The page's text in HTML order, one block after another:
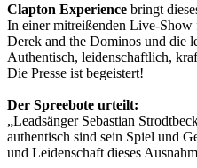
Clapton Experience bringt
In einer mitreißenden Live-Show
Derek and the Dominos und die
Authentisch, leidenschaftlich,
Die Presse ist begeistert!
Der Spreebote urteilt:
„Leadsänger Sebastian
authentisch sind sein Spiel und
und Leidenschaft dieses